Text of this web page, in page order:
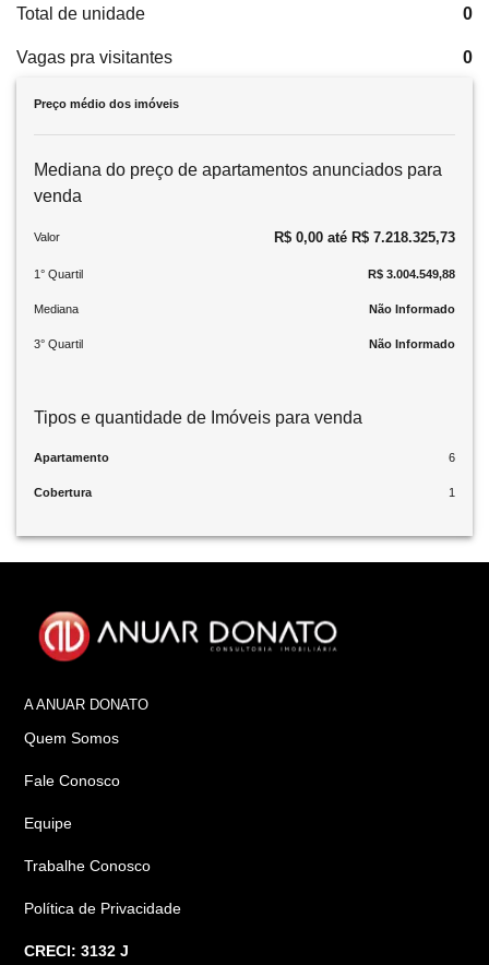
Total de unidade 0
Vagas pra visitantes 0
Preço médio dos imóveis
Mediana do preço de apartamentos anunciados para
venda
Valor R$ 0,00 até R$ 7.218.325,73
1° Quartil R$ 3.004.549,88
Mediana Não Informado
3° Quartil Não Informado
Tipos e quantidade de Imóveis para venda
Apartamento 6
Cobertura 1
A ANUAR DONATO
Quem Somos
Fale Conosco
Equipe
Trabalhe Conosco
Política de Privacidade
CRECI: 3132 J